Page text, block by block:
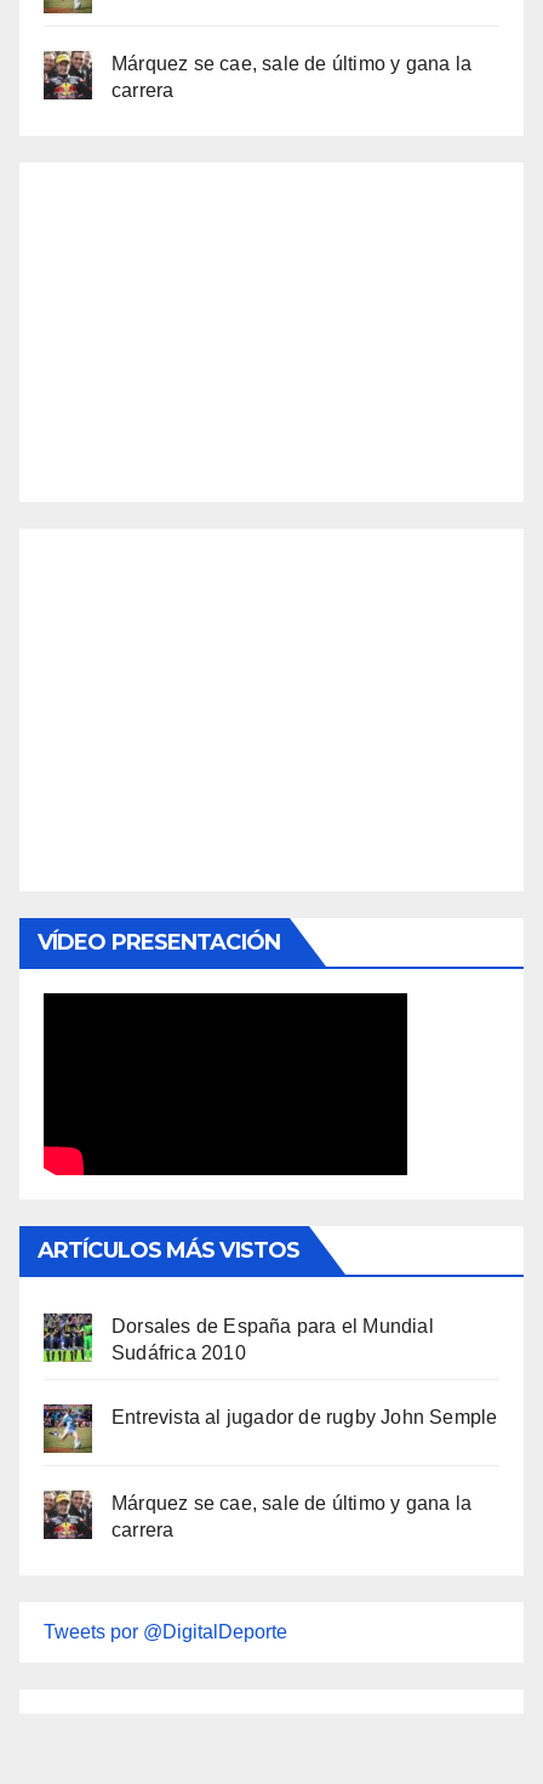
Márquez se cae, sale de último y gana la
carrera
VÍDEO PRESENTACIÓN
ARTÍCULOS MÁS VISTOS
Dorsales de España para el Mundial
Sudáfrica 2010
Entrevista al jugador de rugby John Semple
Márquez se cae, sale de último y gana la
carrera
Tweets por @DigitalDeporte